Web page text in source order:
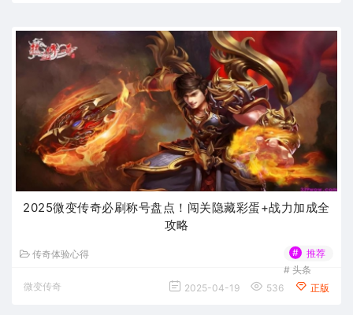
2025微变传奇必刷称号盘点！闯关隐藏彩蛋+战力加成全
攻略
传奇体验心得 #
推荐
# 头条
微变传奇
2025-04-19 536 正版